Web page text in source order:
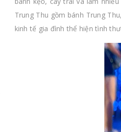
Trung Thu gồm bánh Trung
kinh tế gia đình thể hiện tình